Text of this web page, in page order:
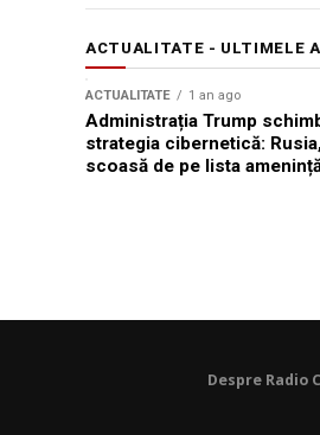
ACTUALITATE - ULTIMELE
ACTUALITATE 1 an ago
Administrația Trump
strategia cibernetică:
scoasă de pe lista
Despre Radio